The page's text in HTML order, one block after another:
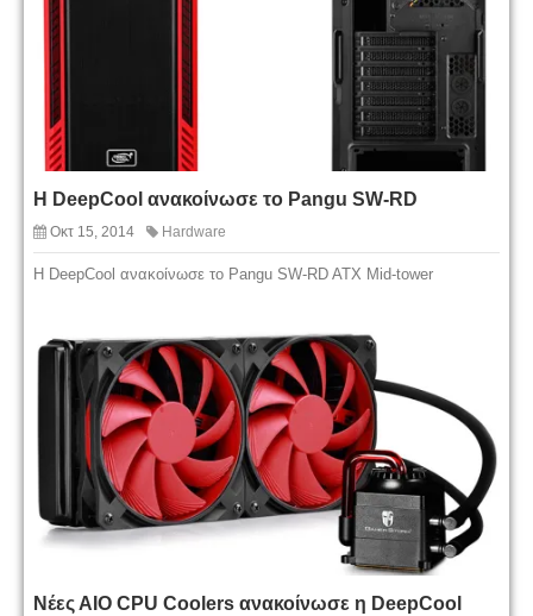
Η DeepCool ανακοίνωσε το Pangu SW-RD
Οκτ 15, 2014 Hardware
H DeepCool ανακοίνωσε το Pangu SW-RD ATX Mid-tower
Νέες ΑΙΟ CPU Coolers ανακοίνωσε η DeepCool